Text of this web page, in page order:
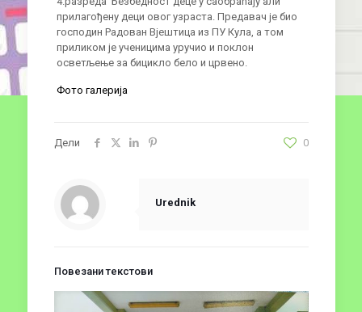
прилагођену деци овог узраста. Предавач је био
господин Радован Вјештица из ПУ Кула, а том
приликом је ученицима уручио и поклон
осветљење за бицикло бело и црвено.
Фото галерија
Дели 0
Urednik
Повезани текстови